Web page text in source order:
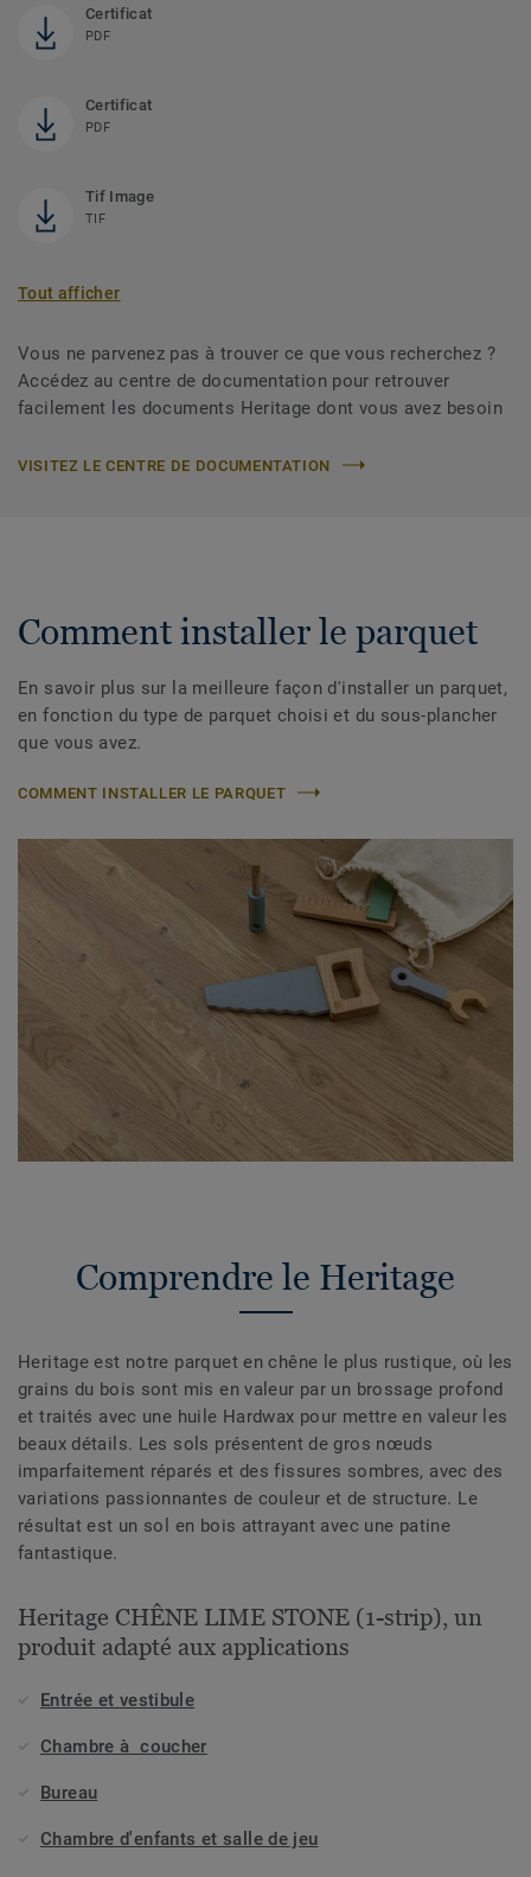
Certificat
PDF
Certificat
PDF
Tif Image
TIF
Tout afficher
Vous ne parvenez pas à trouver ce que vous recherchez ?
Accédez au centre de documentation pour retrouver
facilement les documents Heritage dont vous avez besoin
VISITEZ LE CENTRE DE DOCUMENTATION
Comment installer le parquet
En savoir plus sur la meilleure façon d'installer un parquet,
en fonction du type de parquet choisi et du sous-plancher
que vous avez.
COMMENT INSTALLER LE PARQUET
Comprendre le Heritage
Heritage est notre parquet en chêne le plus rustique, où les
grains du bois sont mis en valeur par un brossage profond
et traités avec une huile Hardwax pour mettre en valeur les
beaux détails. Les sols présentent de gros nœuds
imparfaitement réparés et des fissures sombres, avec des
variations passionnantes de couleur et de structure. Le
résultat est un sol en bois attrayant avec une patine
fantastique.
Heritage CHÊNE LIME STONE (1-strip), un
produit adapté aux applications
Entrée et vestibule
Chambre à coucher
Bureau
Chambre d'enfants et salle de jeu